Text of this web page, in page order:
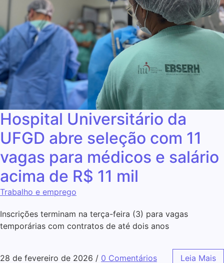
Hospital Universitário da
UFGD abre seleção com 11
vagas para médicos e salário
acima de R$ 11 mil
Trabalho e emprego
Inscrições terminam na terça-feira (3) para vagas
temporárias com contratos de até dois anos
28 de fevereiro de 2026 / 0 Comentários Leia Mais